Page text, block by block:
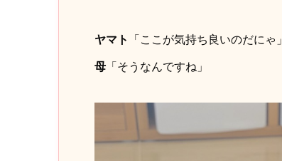
ヤマト 「ここが気持ち良いのだにゃ」
母「そうなんですね」